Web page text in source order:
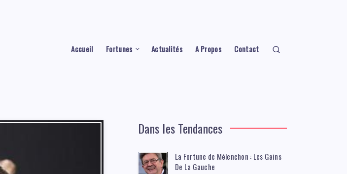
Accueil Fortunes Actualités A Propos Contact
Dans les Tendances
La Fortune de Mélenchon : Les Gains
De La Gauche